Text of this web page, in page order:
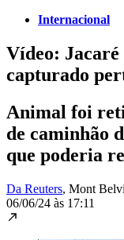
Internacional
Vídeo: Jacaré
capturado
Animal foi
de caminhão
que poderia
Da Reuters, Mont
06/06/24 às 17:11